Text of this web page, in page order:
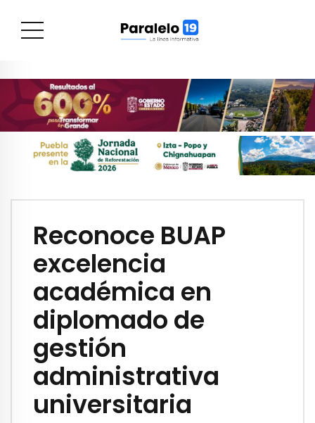
Reconoce BUAP
excelencia
académica en
diplomado de
gestión
administrativa
universitaria